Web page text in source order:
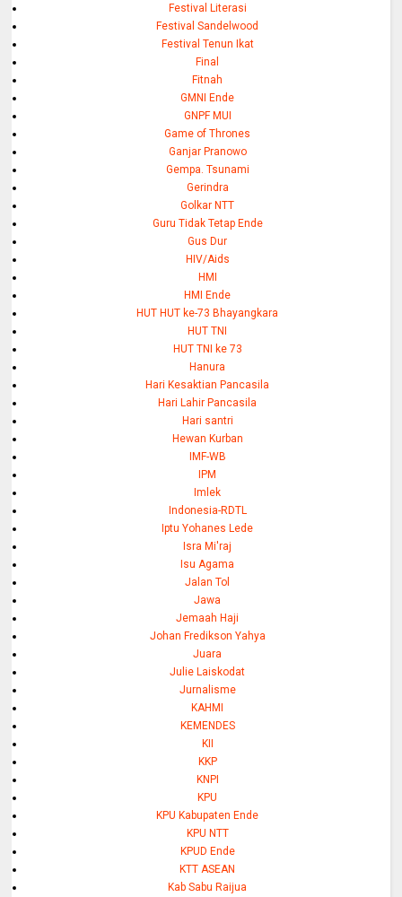
Festival Literasi
Festival Sandelwood
Festival Tenun Ikat
Final
Fitnah
GMNI Ende
GNPF MUI
Game of Thrones
Ganjar Pranowo
Gempa. Tsunami
Gerindra
Golkar NTT
Guru Tidak Tetap Ende
Gus Dur
HIV/Aids
HMI
HMI Ende
HUT HUT ke-73 Bhayangkara
HUT TNI
HUT TNI ke 73
Hanura
Hari Kesaktian Pancasila
Hari Lahir Pancasila
Hari santri
Hewan Kurban
IMF-WB
IPM
Imlek
Indonesia-RDTL
Iptu Yohanes Lede
Isra Mi'raj
Isu Agama
Jalan Tol
Jawa
Jemaah Haji
Johan Fredikson Yahya
Juara
Julie Laiskodat
Jurnalisme
KAHMI
KEMENDES
KII
KKP
KNPI
KPU
KPU Kabupaten Ende
KPU NTT
KPUD Ende
KTT ASEAN
Kab Sabu Raijua